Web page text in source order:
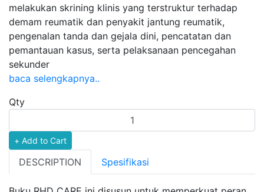
melakukan skrining klinis yang terstruktur terhadap
demam reumatik dan penyakit jantung reumatik,
pengenalan tanda dan gejala dini, pencatatan dan
pemantauan kasus, serta pelaksanaan pencegahan
sekunder
baca selengkapnya..
Qty
DESCRIPTION Spesifikasi